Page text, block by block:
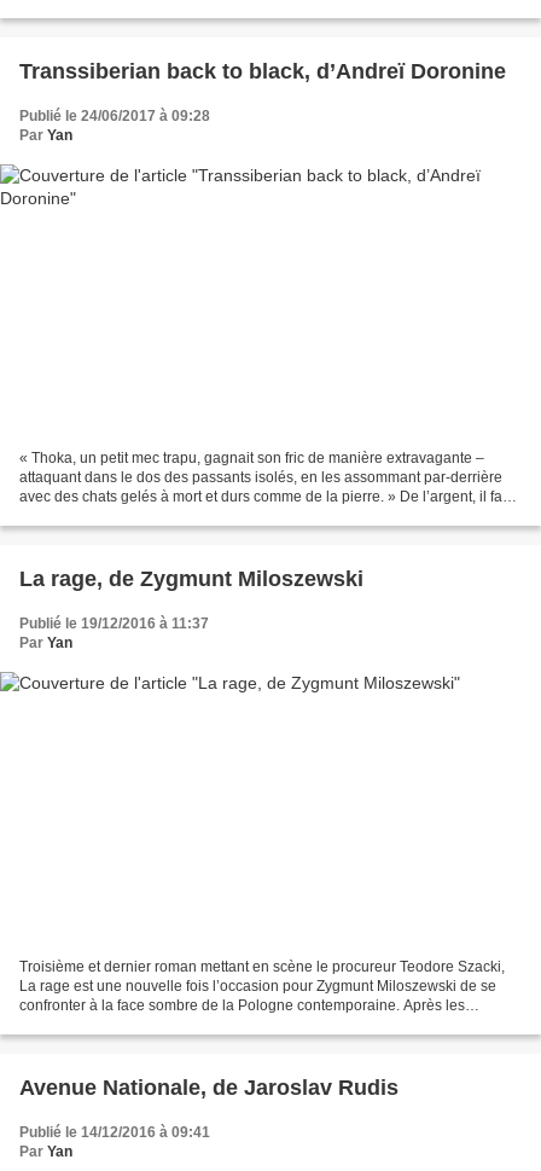
Transsiberian back to black, d’Andreï Doronine
Publié le 24/06/2017 à 09:28
Par Yan
« Thoka, un petit mec trapu, gagnait son fric de manière extravagante –
attaquant dans le dos des passants isolés, en les assommant par-derrière
avec des chats gelés à mort et durs comme de la pierre. » De l’argent, il faut
La rage, de Zygmunt Miloszewski
Publié le 19/12/2016 à 11:37
Par Yan
Troisième et dernier roman mettant en scène le procureur Teodore Szacki,
La rage est une nouvelle fois l’occasion pour Zygmunt Miloszewski de se
confronter à la face sombre de la Pologne contemporaine. Après les
Avenue Nationale, de Jaroslav Rudis
Publié le 14/12/2016 à 09:41
Par Yan